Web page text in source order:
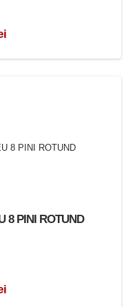
8 PINI ROTUND